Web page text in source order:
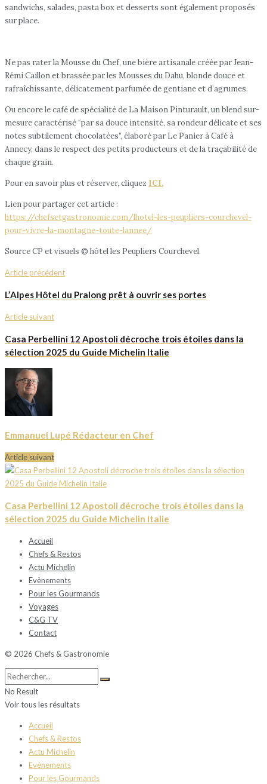
sandwichs, salades, pasta box et desserts sont également proposés
sur place.
Ne pas rater la Mousse du Chef, une bière artisanale créée par Jean-
Rémi Caillon et brassée par les Mousses du Dahu, blonde douce et
rafraîchissante, délicatement parfumée de gentiane et d’agrumes.
Ou encore le café de spécialité de La Maison Pinturault, un blend sur-
mesure caractérisé “par sa douce intensité, sa rondeur délicate et ses
notes subtilement chocolatées”, élaboré par Le Panier à Café à
Annecy, dans le respect des petits producteurs et de la traçabilité de
chaque grain.
Pour en savoir plus et réserver, cliquez ICI.
Lien pour partager cet article :
https://chefsetgastronomie.com/lhotel-les-peupliers-courchevel-
pour-vivre-la-montagne-toute-lannee/
Source CP et visuels © hôtel les Peupliers Courchevel.
Article précédent
L’Alpes Hôtel du Pralong prêt à ouvrir ses portes
Article suivant
Casa Perbellini 12 Apostoli décroche trois étoiles dans la
sélection 2025 du Guide Michelin Italie
Emmanuel Lupé Rédacteur en Chef
Article suivant
Casa Perbellini 12 Apostoli décroche trois étoiles dans la
sélection 2025 du Guide Michelin Italie
Accueil
Chefs & Restos
Actu Michelin
Evènements
Pour les Gourmands
Voyages
C&G TV
Contact
© 2026 Chefs & Gastronomie
No Result
Voir tous les résultats
Accueil
Chefs & Restos
Actu Michelin
Evènements
Pour les Gourmands